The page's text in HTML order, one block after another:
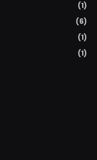
(1)
(6)
(1)
(1)